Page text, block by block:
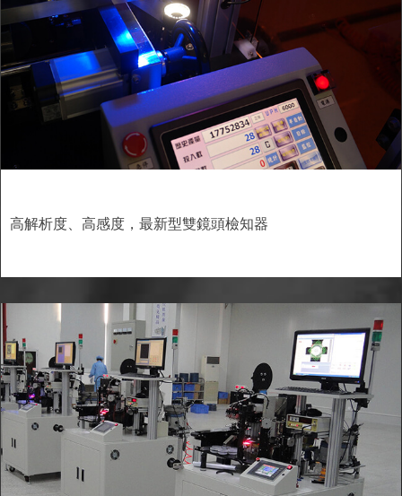
高解析度、高感度，最新型雙鏡頭檢知器